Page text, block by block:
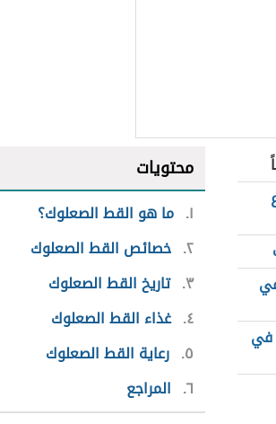
في
محتويات
١ ما هو القط الصعلوك؟
٢ خصائص القط الصعلوك
٣ تاريخ القط الصعلوك
٤ غذاء القط الصعلوك
٥ رعاية القط الصعلوك
٦ المراجع